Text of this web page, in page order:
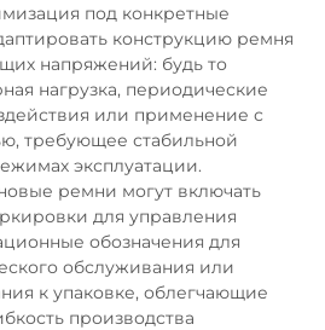
под конкретные
конструкцию ремня
напряжений: будь то
нагрузка, периодические
или применение с
требующее стабильной
эксплуатации.
ремни могут включать
для управления
обозначения для
обслуживания или
к упаковке, облегчающие
производства